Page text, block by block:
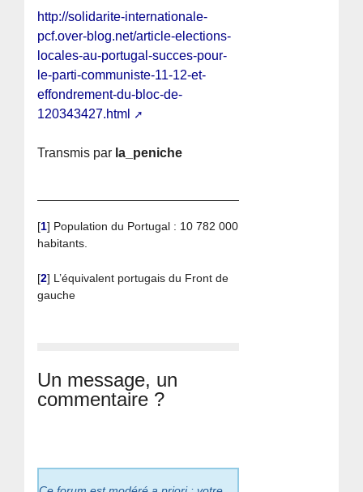
http://solidarite-internationale-
pcf.over-blog.net/article-elections-
locales-au-portugal-succes-pour-
le-parti-communiste-11-12-et-
effondrement-du-bloc-de-
120343427.html
Transmis par la_peniche
[1] Population du Portugal : 10 782 000
habitants.
[2] L’équivalent portugais du Front de
gauche
Un message, un
commentaire ?